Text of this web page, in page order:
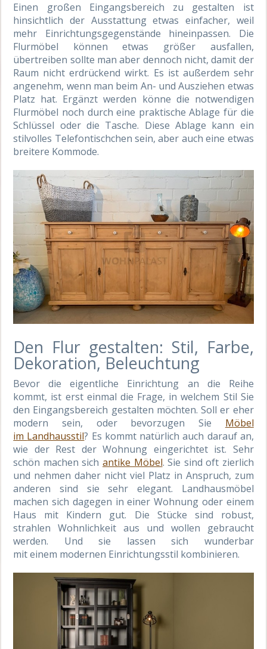
Einen großen Eingangsbereich zu gestalten ist
hinsichtlich der Ausstattung etwas einfacher, weil
mehr Einrichtungsgegenstände hineinpassen. Die
Flurmöbel können etwas größer ausfallen,
übertreiben sollte man aber dennoch nicht, damit der
Raum nicht erdrückend wirkt. Es ist außerdem sehr
angenehm, wenn man beim An- und Ausziehen etwas
Platz hat. Ergänzt werden könne die notwendigen
Flurmöbel noch durch eine praktischeAblage für die
Schlüssel oder die Tasche. Diese Ablage kann ein
stilvolles Telefontischchen sein, aber auch eine etwas
breitere Kommode.
Den Flur gestalten: Stil, Farbe,
Dekoration, Beleuchtung
Bevor die eigentliche Einrichtung an die Reihe
kommt, ist erst einmal die Frage, in welchem Stil Sie
den Eingangsbereich gestalten möchten. Soll er eher
modern sein, oder bevorzugen Sie Möbel
im Landhausstil? Es kommt natürlich auch darauf an,
wie der Rest der Wohnung eingerichtet ist. Sehr
schön machen sich antike Möbel. Sie sind oft zierlich
und nehmen daher nicht viel Platz in Anspruch, zum
anderen sind sie sehr
elegant. Landhausmöbel
machen sich dagegen in einer Wohnung oder einem
Haus mit Kindern gut. Die Stücke sind robust,
strahlen Wohnlichkeit aus und wollen gebraucht
werden. Undsie lassen sich wunderbar
miteinem modernen Einrichtungsstil kombinieren.